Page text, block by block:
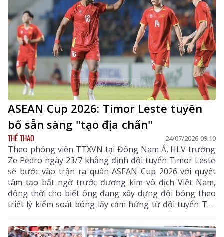
ASEAN Cup 2026: Timor Leste tuyên
bố sẵn sàng "tạo địa chấn"
THỂ THAO 24/07/2026 09:10
Theo phóng viên TTXVN tại Đông Nam Á, HLV trưởng
Ze Pedro ngày 23/7 khẳng định đội tuyển Timor Leste
sẽ bước vào trận ra quân ASEAN Cup 2026 với quyết
tâm tạo bất ngờ trước đương kim vô địch Việt Nam,
đồng thời cho biết ông đang xây dựng đội bóng theo
triết lý kiểm soát bóng lấy cảm hứng từ đội tuyển Tây
Ban Nha, "tân vương" mới lên ngôi ở World Cup 2026.